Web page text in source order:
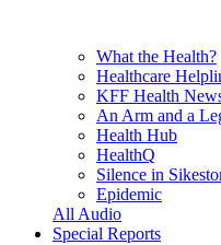
What the Health?
Healthcare
KFF Health
An Arm and a
Health Hub
HealthQ
Silence in
Epidemic
All Audio
Special Reports